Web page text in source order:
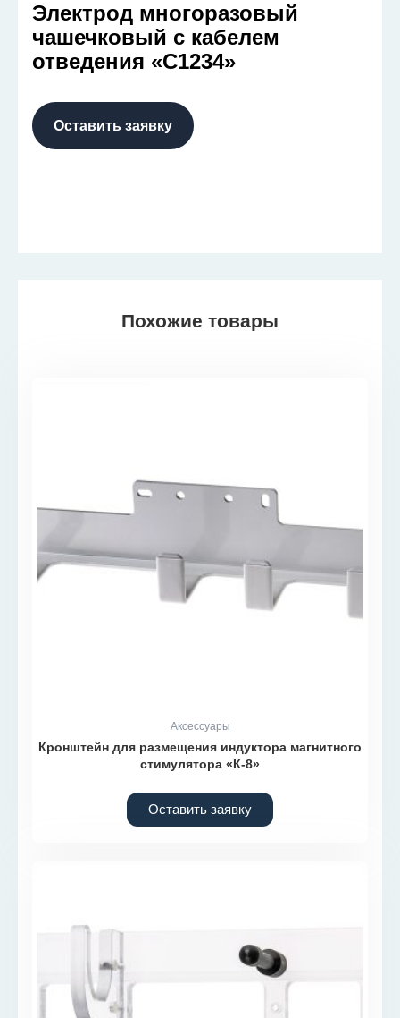
Электрод многоразовый
чашечковый с кабелем
отведения «С1234»
Оставить заявку
Похожие товары
Аксессуары
Кронштейн для размещения индуктора магнитного
стимулятора «К-8»
Оставить заявку